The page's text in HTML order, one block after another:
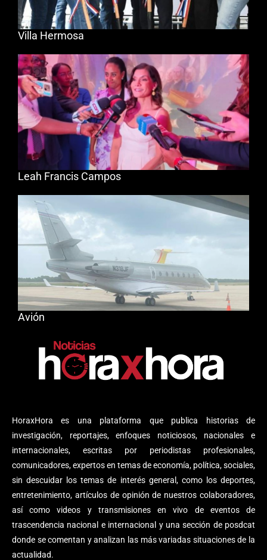
HoraxHora es una plataforma que publica historias de
investigación, reportajes, enfoques noticiosos, nacionales e
internacionales, escritas por periodistas profesionales,
comunicadores, expertos en temas de economía, política, sociales,
sin descuidar los temas de interés general, como los deportes,
entretenimiento, artículos de opinión de nuestros colaboradores,
así como videos y transmisiones en vivo de eventos de
trascendencia nacional e internacional y una sección de posdcat
donde se comentan y analizan las más variadas situaciones de la
actualidad.
Villa Hermosa
Leah Francis Campos
Avión